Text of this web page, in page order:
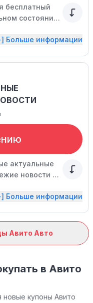
бесплатный
состоянии
Больше информации
актуальные
новости о
Больше информации
Авито Авто
в Авито
новые купоны Авито